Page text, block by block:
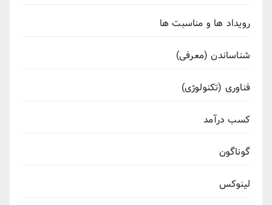
رویداد ها و مناسبت ها
شناساندن (معرفی)
فناوری (تکنولوژی)
کسب درآمد
گوناگون
لینوکس